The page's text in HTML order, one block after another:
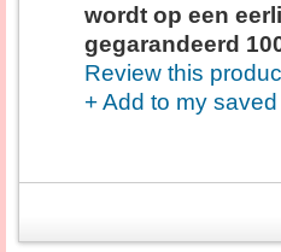
wordt op een
gegarandeerd
Review this
+ Add to my